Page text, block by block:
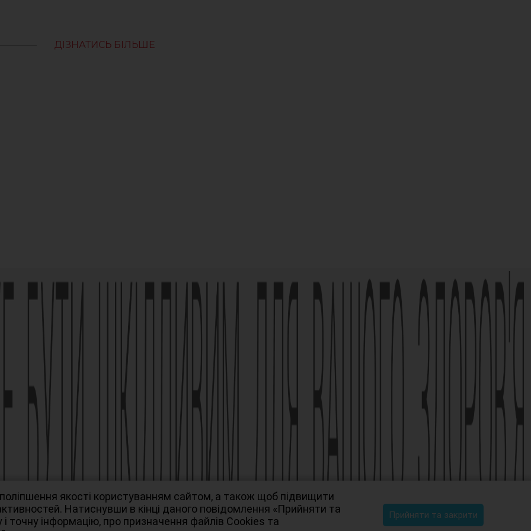
ДІЗНАТИСЬ БІЛЬШЕ
засобу
63, +38 (044) 496-87-87,
якості користуванням сайтом, а також щоб підвищити
Натиснувши в кінці даного повідомлення «Прийняти та
точну інформацію, про призначення файлів Сookies та
Прийняти та закрити